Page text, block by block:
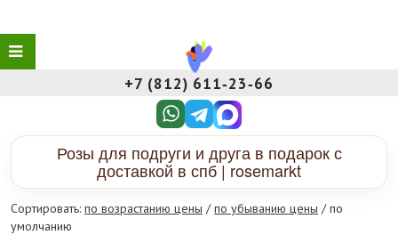
+7 (812) 611‑23‑66
Розы для подруги и друга в подарок с
доставкой в спб | rosemarkt
Сортировать: по возрастанию цены /по убыванию цены / по
умолчанию